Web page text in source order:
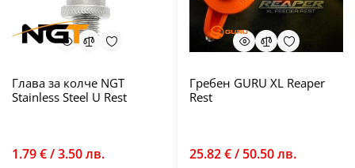
Глава за колче NGT
Stainless Steel U Rest
1.79 € / 3.50 лв.
Гребен GURU XL Reaper
Rest
25.82 € / 50.50 лв.